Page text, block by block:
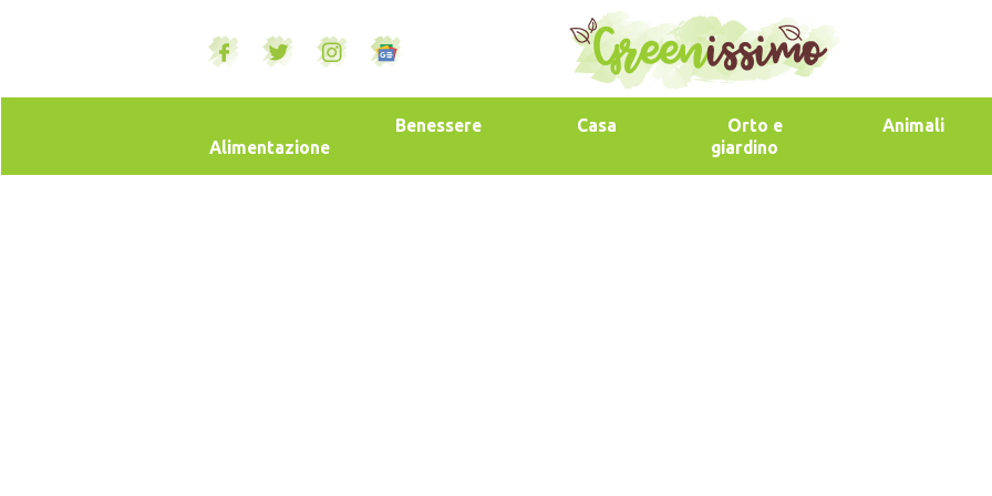
Alimentazione
Benessere Casa
Orto e
giardino
Animali